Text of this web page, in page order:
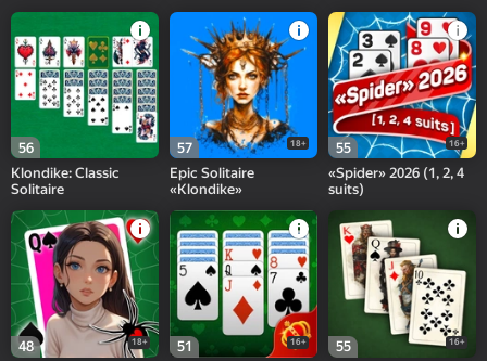
56
Klondike: Classic
Solitaire
57 18+
Epic Solitaire
«Klondike»
55 16+
«Spider» 2026 (1, 2, 4
suits)
48 18+ 51 16+ 55 16+